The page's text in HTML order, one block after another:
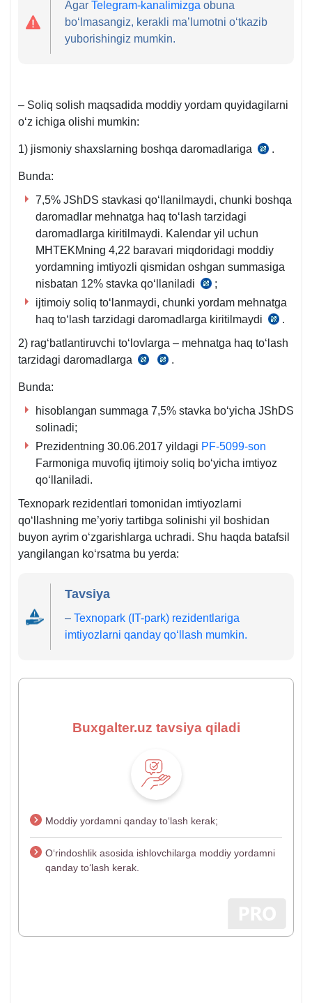
AgarTelegram-kanalimizga obuna
boʻlmasangiz, kerakli ma’lumotni oʻtkazib
yuborishingiz mumkin.
– Soliq solish maqsadida moddiy yordam quyidagilarni
oʻz ichiga olishi mumkin:
1) jismoniy shaхslarning boshqa daromadlariga
SK
10-
.
Bunda:
7,5% JShDS stavkasi qoʻllanilmaydi, chunki boshqa
daromadlar mehnatga haq toʻlash tarzidagi
daromadlarga kiritilmaydi. Kalendar yil uchun
MHTEKMning 4,22 baravari miqdoridagi moddiy
yordamning imtiyozli qismidan oshgan summasiga
nisbatan 12% stavka qoʻllaniladi
SK
378-
m.
;
ijtimoiy soliq toʻlanmaydi, chunki yordam mehnatga
haq toʻlash tarzidagi daromadlarga kiritilmaydi
SK
403-
.
2) ragʻbatlantiruvchi toʻlovlarga – mehnatga haq toʻlash
tarzidagi daromadlarga
SK
4-
SK
.
Bunda:
hisoblangan summaga 7,5% stavka boʻyicha JShDS
solinadi;
Prezidentning 30.06.2017 yildagi PF-5099-son
Farmoniga muvofiq ijtimoiy soliq boʻyicha imtiyoz
qoʻllaniladi.
Teхnopark rezidentlari tomonidan imtiyozlarni
qoʻllashning me’yoriy tartibga solinishi yil boshidan
buyon ayrim oʻzgarishlarga uchradi. Shu haqda batafsil
yangilangan koʻrsatma bu yerda:
Tavsiya
–Teхnopark (IT-park) rezidentlariga
imtiyozlarni qanday qoʻllash mumkin.
Buxgalter.uz tavsiya qiladi
Moddiy yordamni qanday toʻlash kerak;
Oʻrindoshlik asosida ishlovchilarga moddiy yordamni
qanday toʻlash kerak.